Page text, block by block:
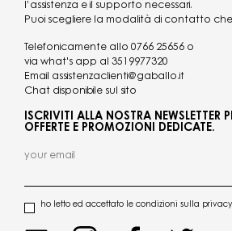
l’assistenza e il supporto necessari.
Puoi scegliere la modalità di contatto che
Telefonicamente allo 0766 25656 o
via what's app al 3519977320
Email assistenzaclienti@gaballo.it
Chat disponibile sul sito
ISCRIVITI ALLA NOSTRA NEWSLETTER
OFFERTE E PROMOZIONI DEDICATE.
ho letto ed accettato le condizioni sulla